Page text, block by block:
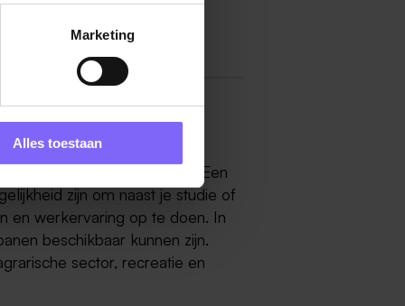
Marketing
Alles toestaan
vacaturesite van Limburg! Een
zijn om naast je studie of
en werkervaring op te doen. In
beschikbaar kunnen zijn.
sector, recreatie en